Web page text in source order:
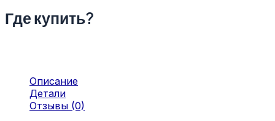
Где купить?
Описание
Детали
Отзывы (0)